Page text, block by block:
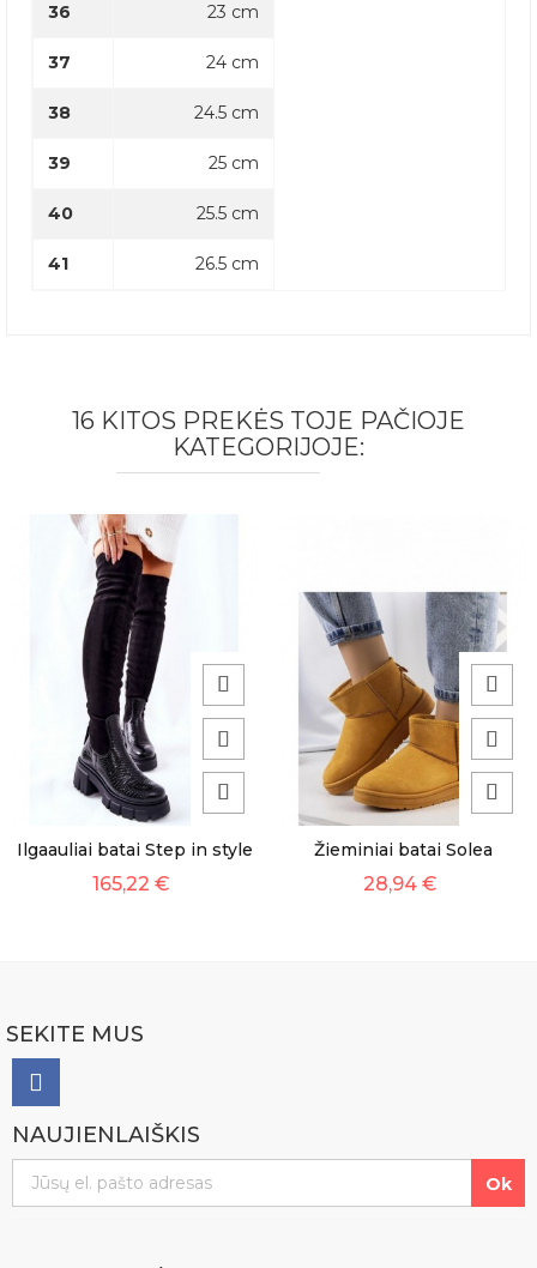
36 23 cm
37 24 cm
38 24.5 cm
39 25 cm
40 25.5 cm
41 26.5 cm
16 KITOS PREKĖS TOJE PAČIOJE
KATEGORIJOJE:
Ilgaauliai batai Step in style
165,22 €
Žieminiai batai Solea
28,94 €
SEKITE MUS
NAUJIENLAIŠKIS